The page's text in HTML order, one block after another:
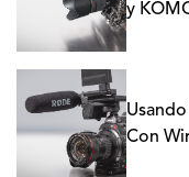
y
Con